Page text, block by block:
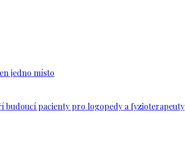
jedno místo
budoucí pacienty pro logopedy a fyzioterapeuty